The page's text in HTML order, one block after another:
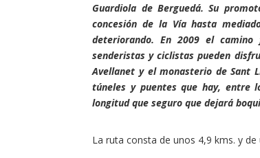
Guardiola de Berguedá. Su
concesión de la Vía hasta
deteriorando. En 2009 el
senderistas y ciclistas pueden
Avellanet y el monasterio de Sant
túneles y puentes que hay, entre
longitud que seguro que dejará
La ruta consta de unos 4,9 kms. y